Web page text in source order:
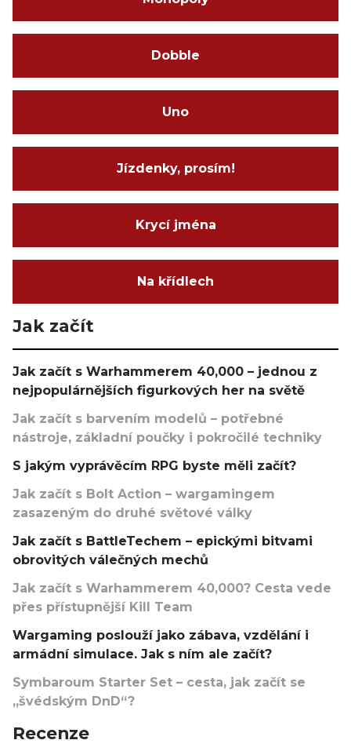
Dobble
Uno
Jízdenky, prosím!
Krycí jména
Na křídlech
Jak začít
Jak začít s Warhammerem 40,000 – jednou z
nejpopulárnějších figurkových her na světě
Jak začít s barvením modelů – potřebné
nástroje, základní poučky i pokročilé techniky
S jakým vyprávěcím RPG byste měli začít?
Jak začít s Bolt Action – wargamingem
zasazeným do druhé světové války
Jak začít s BattleTechem – epickými bitvami
obrovitých válečných mechů
Jak začít s Warhammerem 40,000? Cesta vede
přes přístupnější Kill Team
Wargaming poslouží jako zábava, vzdělání i
armádní simulace. Jak s ním ale začít?
Symbaroum Starter Set – cesta, jak začít se
„švédským DnD“?
Recenze